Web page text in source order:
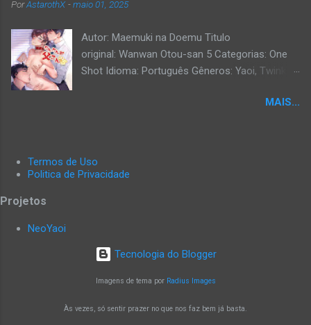
PorAstarothX -maio 01, 2025
Autor: Maemuki na Doemu Titulo
original: Wanwan Otou-san 5 Categorias: One
Shot Idioma: Português Gêneros: Yaoi, Twink,
MAIS...
Termos de Uso
Politica de Privacidade
Projetos
NeoYaoi
Tecnologia do Blogger
Imagens de tema por Radius Images
Às vezes, só sentir prazer no que nos faz bem já basta.